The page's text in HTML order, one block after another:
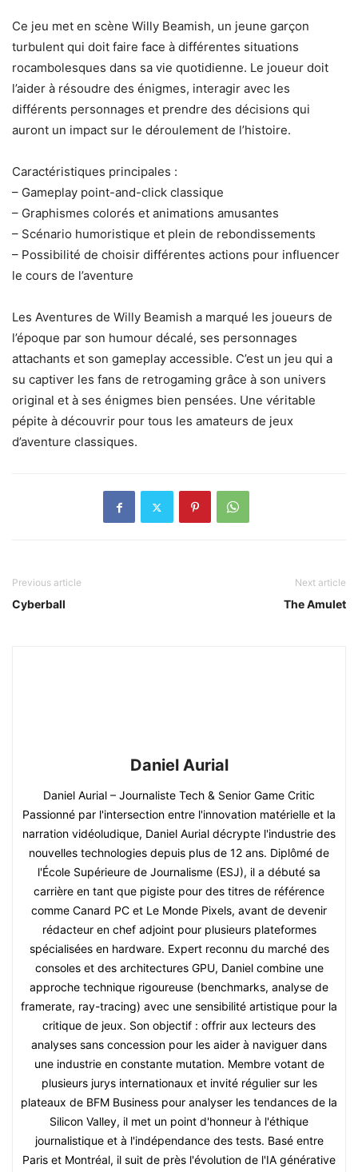
Ce jeu met en scène Willy Beamish, un jeune garçon
turbulent qui doit faire face à différentes situations
rocambolesques dans sa vie quotidienne. Le joueur doit
l’aider à résoudre des énigmes, interagir avec les
différents personnages et prendre des décisions qui
auront un impact sur le déroulement de l’histoire.
Caractéristiques principales :
– Gameplay point-and-click classique
– Graphismes colorés et animations amusantes
– Scénario humoristique et plein de rebondissements
– Possibilité de choisir différentes actions pour influencer
le cours de l’aventure
Les Aventures de Willy Beamish a marqué les joueurs de
l’époque par son humour décalé, ses personnages
attachants et son gameplay accessible. C’est un jeu qui a
su captiver les fans de retrogaming grâce à son univers
original et à ses énigmes bien pensées. Une véritable
pépite à découvrir pour tous les amateurs de jeux
d’aventure classiques.
Previous article
Cyberball
Next article
The Amulet
Daniel Aurial
Daniel Aurial – Journaliste Tech & Senior Game Critic
Passionné par l'intersection entre l'innovation matérielle et la
narration vidéoludique, Daniel Aurial décrypte l'industrie des
nouvelles technologies depuis plus de 12 ans. Diplômé de
l'École Supérieure de Journalisme (ESJ), il a débuté sa
carrière en tant que pigiste pour des titres de référence
comme Canard PC et Le Monde Pixels, avant de devenir
rédacteur en chef adjoint pour plusieurs plateformes
spécialisées en hardware. Expert reconnu du marché des
consoles et des architectures GPU, Daniel combine une
approche technique rigoureuse (benchmarks, analyse de
framerate, ray-tracing) avec une sensibilité artistique pour la
critique de jeux. Son objectif : offrir aux lecteurs des
analyses sans concession pour les aider à naviguer dans
une industrie en constante mutation. Membre votant de
plusieurs jurys internationaux et invité régulier sur les
plateaux de BFM Business pour analyser les tendances de la
Silicon Valley, il met un point d'honneur à l'éthique
journalistique et à l'indépendance des tests. Basé entre
Paris et Montréal, il suit de près l'évolution de l'IA générative